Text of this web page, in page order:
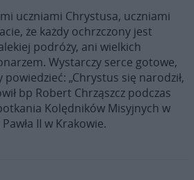
uczniami Chrystusa, uczniami
że każdy ochrzczony jest
podróży, ani wielkich
Wystarczy serce gotowe,
powiedzieć: „Chrystus się narodził,
bp Robert Chrząszcz podczas
Kolędników Misyjnych w
II w Krakowie.